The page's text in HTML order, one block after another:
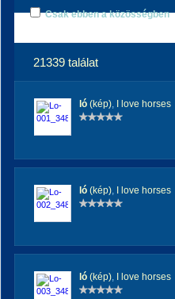
Csak ebben a közösségben
21339 találat
ló (kép), I love horses
ló (kép), I love horses
ló (kép), I love horses